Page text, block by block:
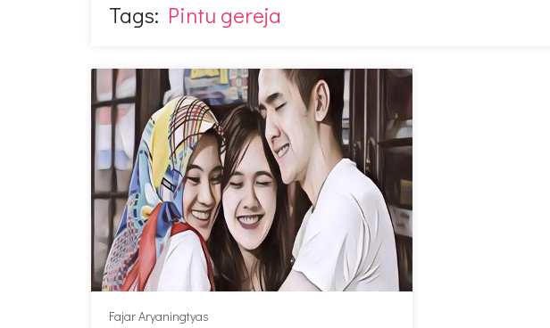
Tags: Pintu gereja
Fajar Aryaningtyas